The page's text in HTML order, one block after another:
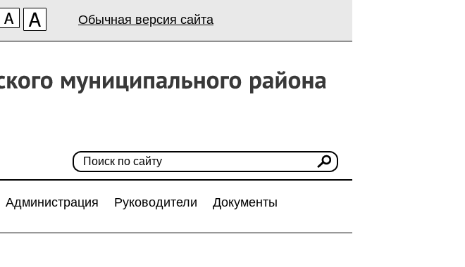
Обычная версия сайта
Администрация Руководители
Документы